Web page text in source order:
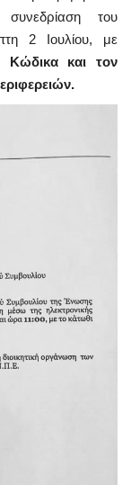
του
2 Ιουλίου, με
Κώδικα και τον